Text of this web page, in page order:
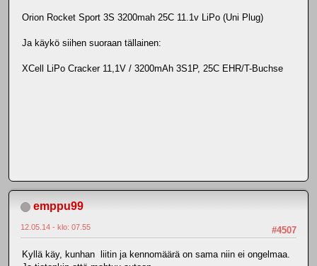
Orion Rocket Sport 3S 3200mah 25C 11.1v LiPo (Uni Plug)
Ja käykö siihen suoraan tällainen:
XCell LiPo Cracker 11,1V / 3200mAh 3S1P, 25C EHR/T-Buchse
emppu99
#4507
12.05.14 - klo: 07.55
Kyllä käy, kunhan liitin ja kennomäärä on sama niin ei ongelmaa.